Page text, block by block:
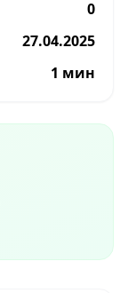
0
27.04.2025
1 мин